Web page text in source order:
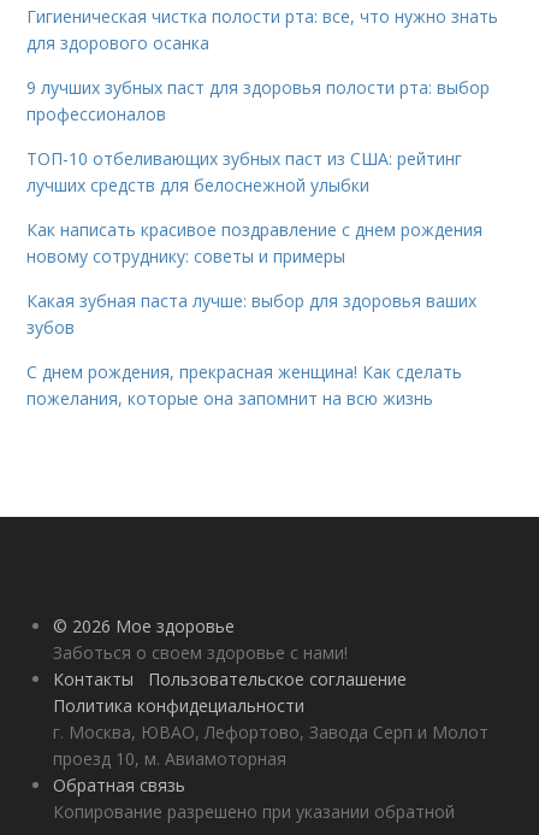
Гигиеническая чистка полости рта: все, что нужно знать
для здорового осанка
9 лучших зубных паст для здоровья полости рта: выбор
профессионалов
ТОП-10 отбеливающих зубных паст из США: рейтинг
лучших средств для белоснежной улыбки
Как написать красивое поздравление с днем рождения
новому сотруднику: советы и примеры
Какая зубная паста лучше: выбор для здоровья ваших
зубов
С днем рождения, прекрасная женщина! Как сделать
пожелания, которые она запомнит на всю жизнь
© 2026 Мое здоровье
Заботься о своем здоровье с нами!
Контакты
Пользовательское соглашение
Политика конфидециальности
г. Москва, ЮВАО, Лефортово, Завода Серп и Молот
проезд 10, м. Авиамоторная
Обратная связь
Копирование разрешено при указании обратной